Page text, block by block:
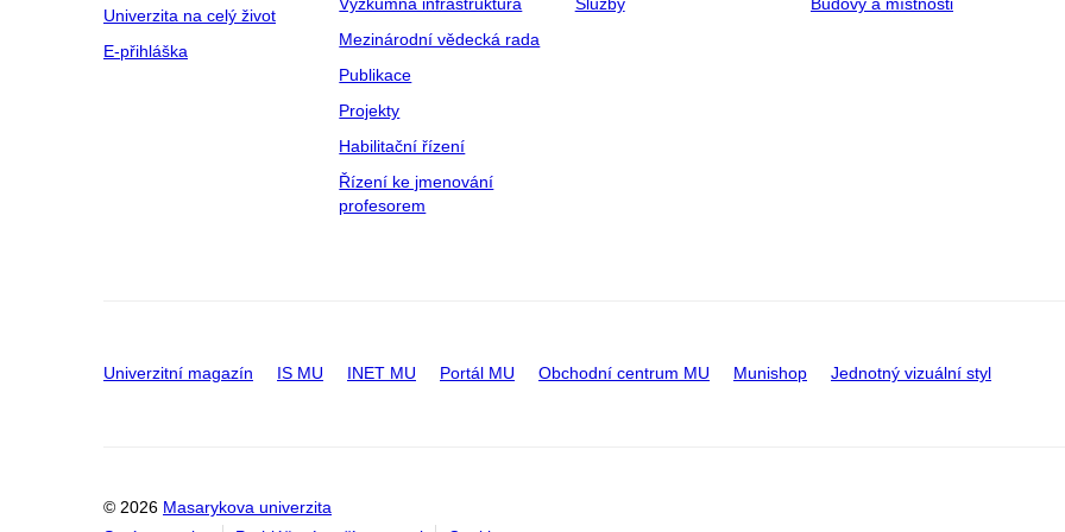
Univerzita na celý život
E-přihláška
Mezinárodní vědecká rada
Publikace
Projekty
Habilitační řízení
Řízení ke jmenování
profesorem
Univerzitní magazín IS MU INET MU Portál MU Obchodní centrum MU Munishop Jednotný vizuální styl
© 2026 Masarykova univerzita